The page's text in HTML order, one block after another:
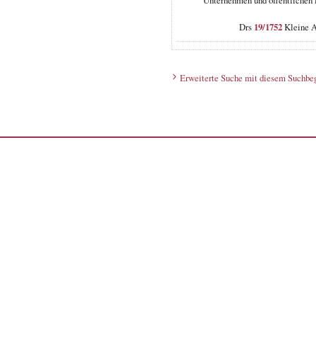
Drs 19/1752Kleine
Erweiterte Suche mit diesem